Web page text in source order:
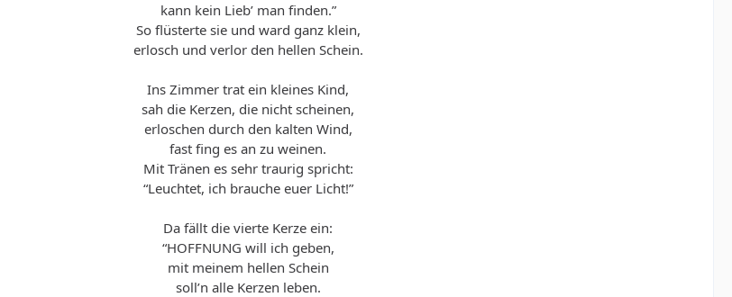
kann kein Lieb’ man finden.”
So flüsterte sie und ward ganz klein,
erlosch und verlor den hellen Schein.
Ins Zimmer trat ein kleines Kind,
sah die Kerzen, die nicht scheinen,
erloschen durch den kalten Wind,
fast fing es an zu weinen.
Mit Tränen es sehr traurig spricht:
“Leuchtet, ich brauche euer Licht!”
Da fällt die vierte Kerze ein:
“HOFFNUNG will ich geben,
mit meinem hellen Schein
soll’n alle Kerzen leben.